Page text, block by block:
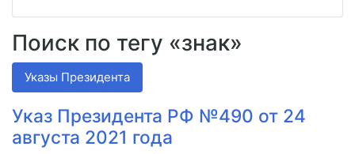
Поиск по тегу «знак»
Указы Президента
Указ Президента РФ №490 от 24
августа 2021 года